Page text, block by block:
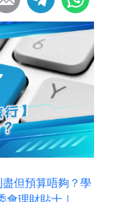
盡但預算唔夠？學